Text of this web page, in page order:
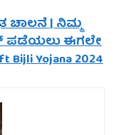
| ನಿಮ್ಮ
ಪಡೆಯಲು ಈಗಲೇ
Bijli Yojana 2024